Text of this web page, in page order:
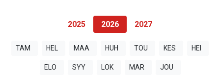
2025 2026 2027
TAM HEL MAA HUH TOU KES HEI
ELO SYY LOK MAR JOU